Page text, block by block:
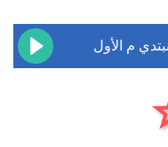
م الأول